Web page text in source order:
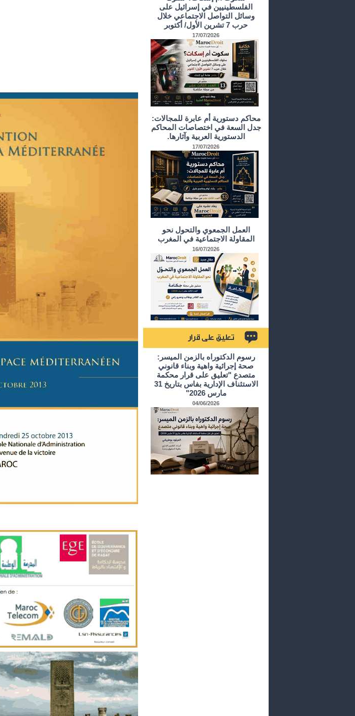
الفلسطينيين في إسرائيل على
وسائل التواصل الاجتماعي خلال
حرب 7 تشرين الأول/ أكتوبر
17/07/2026
محاكم دستورية أم عابرة للمجالات:
جدل السعة في اختصاصات المحاكم
الدستورية العربية وآثارها.
17/07/2026
العمل الجمعوي والتحول نحو
المقاولة الاجتماعية في المغرب
16/07/2026
رسوم الدكتوراه بالزمن الميسر:
صحة إجرائية واهية وبناء قانوني
متصدع "تعليق على قرار محكمة
الاستئناف الإدارية بفاس بتاريخ 31
مارس 2026"
04/06/2026